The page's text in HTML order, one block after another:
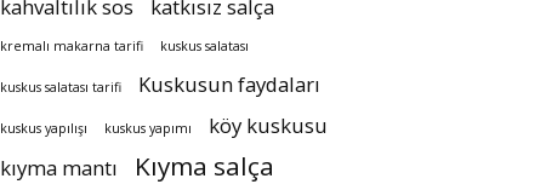
kahvaltılık sos katkısız salça
kremalı makarna tarifi kuskus salatası
kuskus salatası tarifi Kuskusun faydaları
kuskus yapılışı kuskus yapımı
köy kuskusu
kıyma mantı
Kıyma salça